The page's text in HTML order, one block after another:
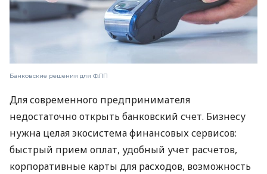
Банковские решения для ФЛП
Для современного предпринимателя
недостаточно открыть банковский счет. Бизнесу
нужна целая экосистема финансовых сервисов:
быстрый прием оплат, удобный учет расчетов,
корпоративные карты для расходов, возможность